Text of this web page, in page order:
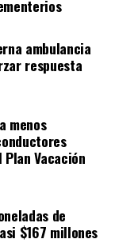
ambulancia
respuesta
menos
Vacación
de
$167 millones